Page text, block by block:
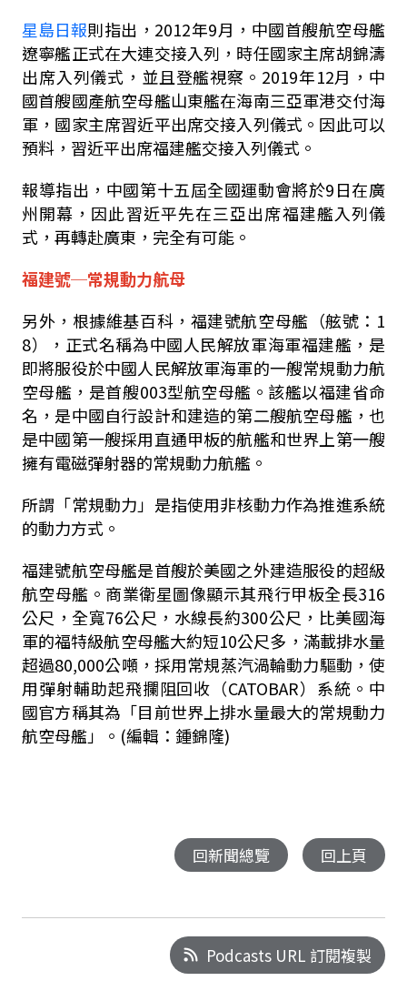
星島日報則指出， 2012年9月，中國首艘航空母艦
遼寧艦正式在大連交接入列，時任國家主席胡錦濤
出席入列儀式，並且登艦視察。 2019年12月，中
國首艘國產航空母艦山東艦在海南三亞軍港交付海
軍，國家主席習近平出席交接入列儀式。因此可以
預料，習近平出席福建艦交接入列儀式。
報導指出，中國第十五屆全國運動會將於9日在廣
州開幕，因此習近平先在三亞出席福建艦入列儀
式，再轉赴廣東，完全有可能。
福建號─常規動力航母
另外，根據維基百科，福建號航空母艦（舷號： 1
8），正式名稱為中國人民解放軍海軍福建艦，是
即將服役於中國人民解放軍海軍的一艘常規動力航
空母艦，是首艘003型航空母艦。該艦以福建省命
名，是中國自行設計和建造的第二艘航空母艦，也
是中國第一艘採用直通甲板的航艦和世界上第一艘
擁有電磁彈射器的常規動力航艦。
所謂「常規動力」是指使用非核動力作為推進系統
的動力方式。
福建號航空母艦是首艘於美國之外建造服役的超級
航空母艦。商業衛星圖像顯示其飛行甲板全長316
公尺，全寬76公尺，水線長約300公尺，比美國海
軍的福特級航空母艦大約短10公尺多，滿載排水量
超過80,000公噸，採用常規蒸汽渦輪動力驅動，使
用彈射輔助起飛攔阻回收（CATOBAR）系統。中
國官方稱其為「目前世界上排水量最大的常規動力
航空母艦」。 (編輯：鍾錦隆)
回新聞總覽 回上頁
Podcasts URL 訂閱複製